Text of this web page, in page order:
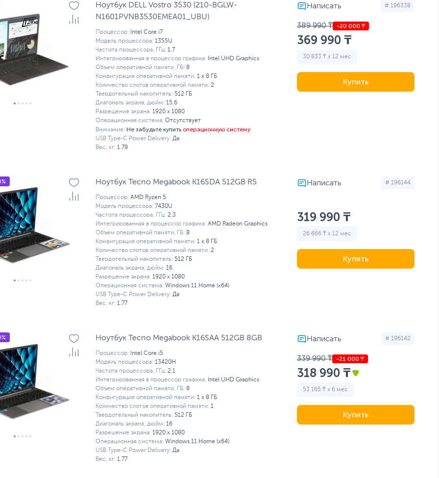
Ноутбук DELL Vostro 3530 (210-BGLW-
N1601PVNB3530EMEA01_UBU)
Процессор:
Intel Core i7
Модель процессора: 1355U
Частота процессора, ГГц: 1.7
Интегрированная в процессор графика:
Intel UHD Graphics
Объем оперативной памяти, ГБ: 8
Конфигурация оперативной памяти: 1 х 8 ГБ
Количество слотов оперативной памяти: 2
Твердотельный накопитель: 512 ГБ
Диагональ экрана, дюйм: 15.6
Разрешение экрана: 1920 x 1080
Операционная система: Отсутствует
Внимание: Не забудьте купить операционную систему
USB Type-C Power Delivery: Да
Вес, кг: 1.79
# 196338
389 990 ₸
369 990 ₸
30 833 ₸ x 12 мес
Купить
Ноутбук Tecno Megabook K16SDA 512GB R5
Процессор: AMD Ryzen 5
Модель процессора: 7430U
Частота процессора, ГГц: 2.3
Интегрированная в процессор графика: AMD Radeon Graphics
Объем оперативной памяти, ГБ: 8
Конфигурация оперативной памяти: 1 х 8 ГБ
Количество слотов оперативной памяти: 2
Твердотельный накопитель: 512 ГБ
Диагональ экрана, дюйм: 16
Разрешение экрана: 1920 x 1080
Операционная система: Windows 11 Home (x64)
USB Type-C Power Delivery: Да
Вес, кг: 1.77
# 196144
319 990 ₸
26 666 ₸ x 12 мес
Купить
Ноутбук Tecno Megabook K16SAA 512GB 8GB
Процессор:
Intel Core i5
Модель процессора: 13420H
Частота процессора, ГГц: 2.1
Интегрированная в процессор графика:
Intel UHD Graphics
Объем оперативной памяти, ГБ: 8
Конфигурация оперативной памяти: 1 х 8 ГБ
Количество слотов оперативной памяти: 1
Твердотельный накопитель: 512 ГБ
Диагональ экрана, дюйм: 16
Разрешение экрана: 1920 x 1080
Операционная система: Windows 11 Home (x64)
USB Type-C Power Delivery: Да
Вес, кг: 1.77
# 196142
339 990 ₸
318 990 ₸
53 165 ₸ x 6 мес
Купить